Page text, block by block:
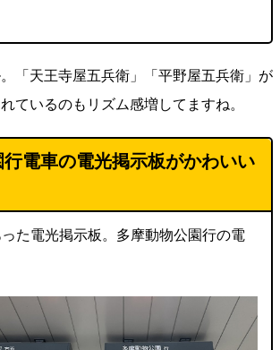
「天王寺屋五兵衛」「平野屋五兵衛」が
ているのもリズム感増してますね。
電車の電光掲示板がかわいい
た電光掲示板。多摩動物公園行の電